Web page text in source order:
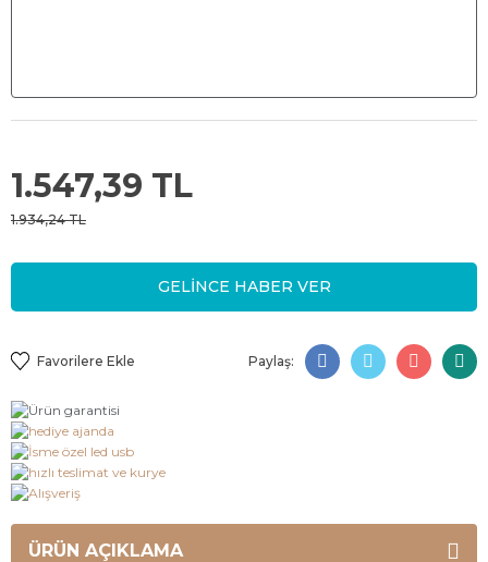
1.547,39 TL
1.934,24 TL
GELİNCE HABER VER
Paylaş:
ÜRÜN AÇIKLAMA